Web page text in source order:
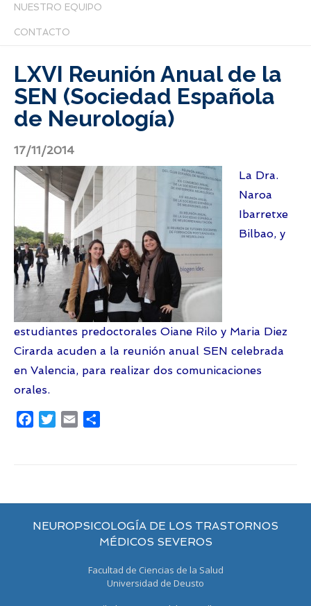
NUESTRO EQUIPO
CONTACTO
LXVI Reunión Anual de la
SEN (Sociedad Española
de Neurología)
17/11/2014
La Dra.
Naroa
Ibarretxe
Bilbao, y
estudiantes predoctorales Oiane Rilo y Maria Diez
Cirarda acuden a la reunión anual SEN celebrada
en Valencia, para realizar dos comunicaciones
orales.
FacebookTwitter
Email
NEUROPSICOLOGÍA DE LOS TRASTORNOS
MÉDICOS SEVEROS
Facultad de Ciencias de la Salud
Universidad de Deusto